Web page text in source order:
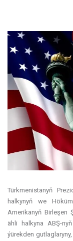
Türkmenistanyň
halkynyň we
Amerikanyň Birleşen
ähli halkyna ABŞ-
ýürekden